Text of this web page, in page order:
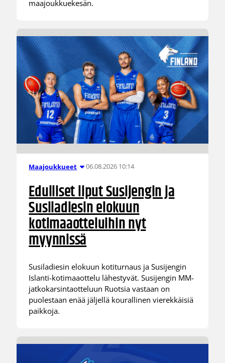
maajoukkuekesän.
Maajoukkueet 06.08.2026 10:14
Edulliset liput Susijengin ja
Susiladiesin elokuun
kotimaaotteluihin nyt
myynnissä
Susiladiesin elokuun kotiturnaus ja Susijengin
Islanti-kotimaaottelu lähestyvät. Susijengin MM-
jatkokarsintaotteluun Ruotsia vastaan on
puolestaan enää jäljellä kourallinen vierekkäisiä
paikkoja.